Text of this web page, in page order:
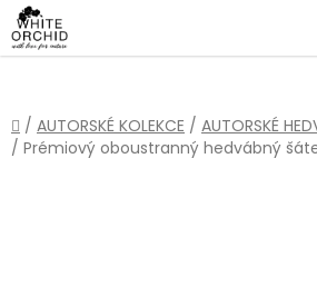
Přejít
na
obsah
Domů
/ AUTORSKÉ KOLEKCE / AUTORSKÉ
/ Prémiový oboustranný hedvábný